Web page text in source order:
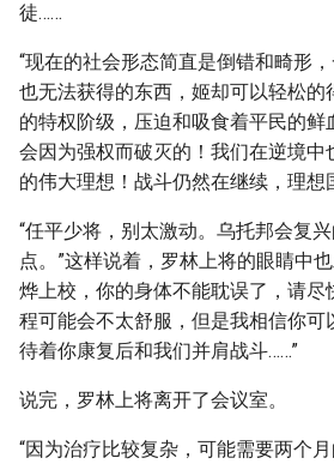
徒……
“现在的社会形态简直是倒错和畸形
也无法获得的东西，姬却可以轻松的
的特权阶级，压迫和吸食着平民的鲜
会因为强权而破灭的！我们在逆境中
的伟大理想！战斗仍然在继续，理想
“任平少将，别太激动。乌托邦会复
点。”这样说着，罗林上将的眼睛中
烨上校，你的身体不能耽误了，请尽
程可能会不太舒服，但是我相信你可
待着你康复后和我们并肩战斗……”
说完，罗林上将离开了会议室。
“因为治疗比较复杂，可能需要两个